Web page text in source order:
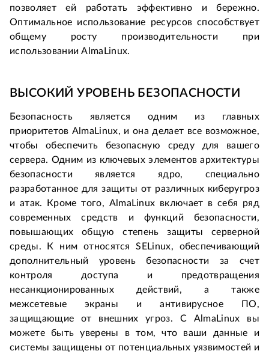
позволяет ей работать эффективно и бережно.
Оптимальное использование ресурсов способствует
общему росту производительности при
использовании AlmaLinux.
ВЫСОКИЙ УРОВЕНЬ БЕЗОПАСНОСТИ
Безопасность является одним из главных
приоритетов AlmaLinux, и она делает все возможное,
чтобы обеспечить безопасную среду для вашего
сервера. Одним из ключевых элементов архитектуры
безопасности является ядро, специально
разработанное для защиты от различных киберугроз
и атак. Кроме того, AlmaLinux включает в себя ряд
современных средств и функций безопасности,
повышающих общую степень защиты серверной
среды. К ним относятся SELinux, обеспечивающий
дополнительный уровень безопасности за счет
контроля доступа и предотвращения
несанкционированных действий, а также
межсетевые экраны и антивирусное ПО,
защищающие от внешних угроз. С AlmaLinux вы
можете быть уверены в том, что ваши данные и
системы защищены от потенциальных уязвимостей и